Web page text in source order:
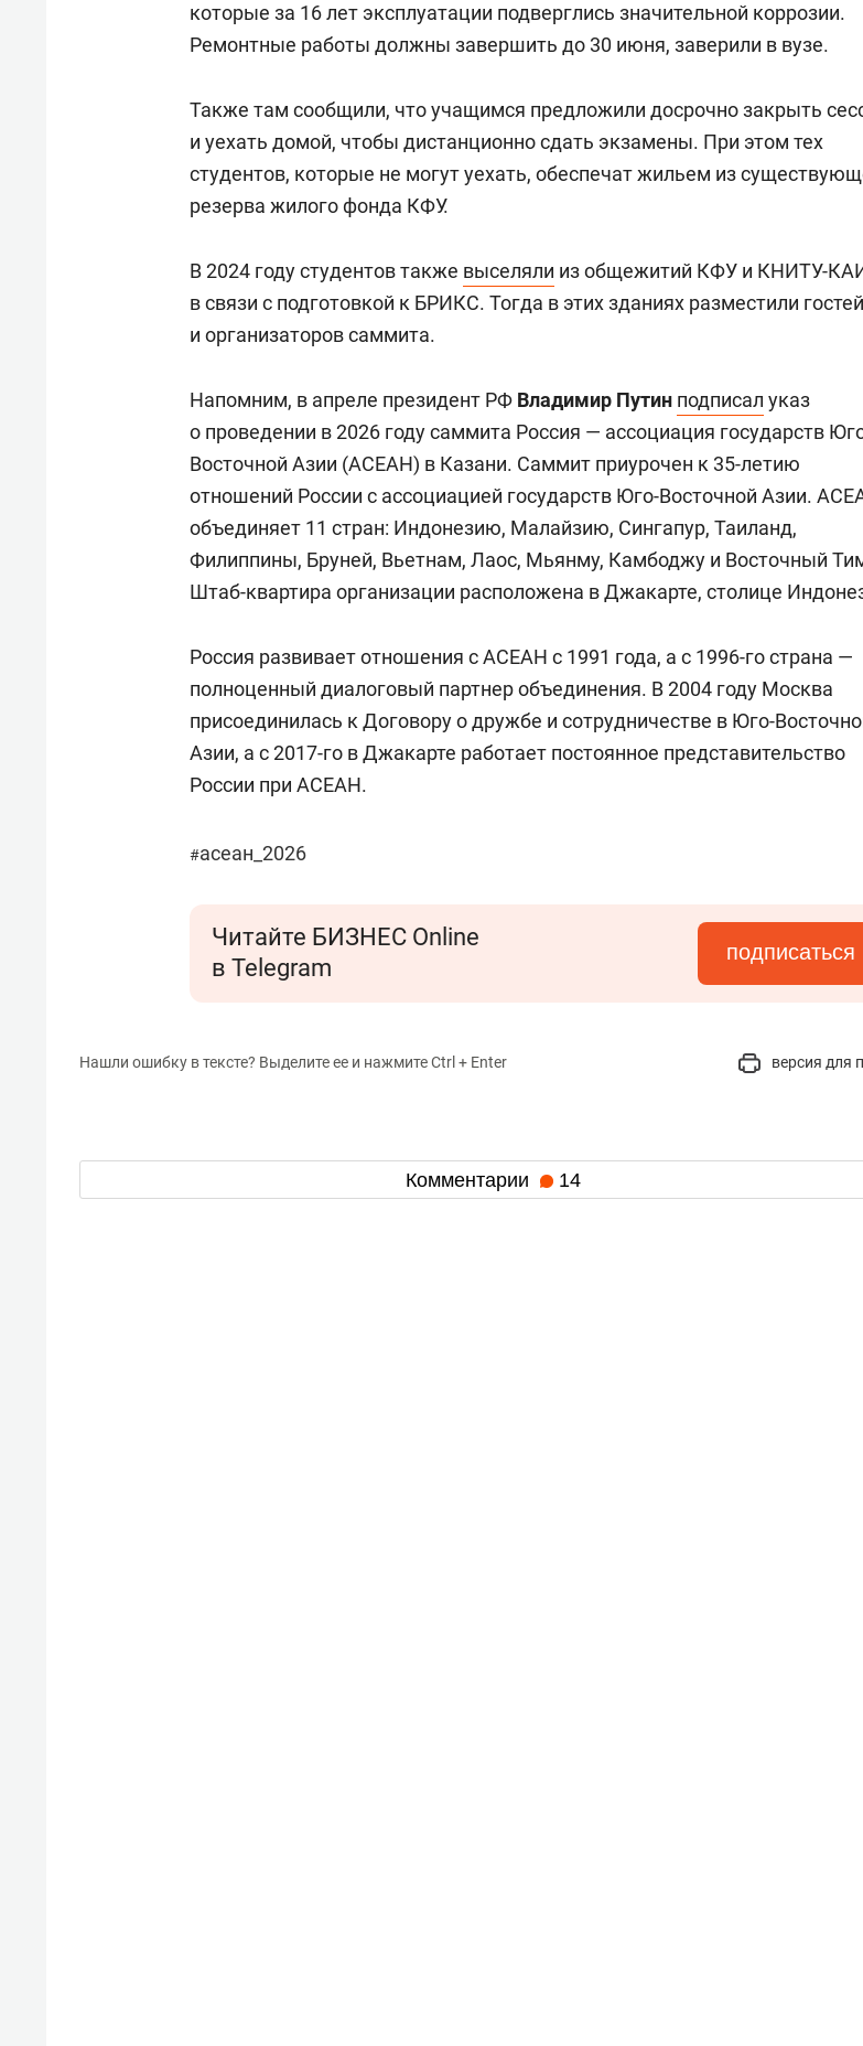
которые за 16 лет эксплуатации подверглись значительной коррозии.
Ремонтные работы должны завершить до 30 июня, заверили в вузе.
Также там сообщили, что учащимся предложили досрочно закрыть
и уехать домой, чтобы дистанционно сдать экзамены. При этом тех
студентов, которые не могут уехать, обеспечат жильем из
резерва жилого фонда КФУ.
В 2024 году студентов также выселяли из общежитий КФУ и КНИТУ-
в связи с подготовкой к БРИКС. Тогда в этих зданиях разместили гостей
и организаторов саммита.
Напомним, в апреле президент РФ Владимир Путин подписал указ
о проведении в 2026 году саммита Россия — ассоциация государств
Восточной Азии (АСЕАН) в Казани. Саммит приурочен к 35-летию
отношений России с ассоциацией государств Юго-Восточной Азии.
объединяет 11 стран: Индонезию, Малайзию, Сингапур, Таиланд,
Филиппины, Бруней, Вьетнам, Лаос, Мьянму, Камбоджу и Восточный
Штаб-квартира организации расположена в Джакарте, столице
Россия развивает отношения с АСЕАН с 1991 года, а с 1996-го страна —
полноценный диалоговый партнер объединения. В 2004 году Москва
присоединилась к Договору о дружбе и сотрудничестве в Юго-
Азии, а с 2017-го в Джакарте работает постоянное представительство
России при АСЕАН.
#асеан_2026
Читайте БИЗНЕС Online
в Telegram
подписаться
Нашли ошибку в тексте? Выделите ее и нажмите Ctrl + Enter версия для
Комментарии 14